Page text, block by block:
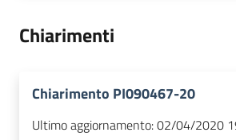
Chiarimenti
Chiarimento PI090467-20
Ultimo aggiornamento:02/04/2020